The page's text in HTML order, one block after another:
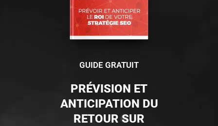
GUIDE GRATUIT
PRÉVISION ET
ANTICIPATION DU
RETOUR SUR